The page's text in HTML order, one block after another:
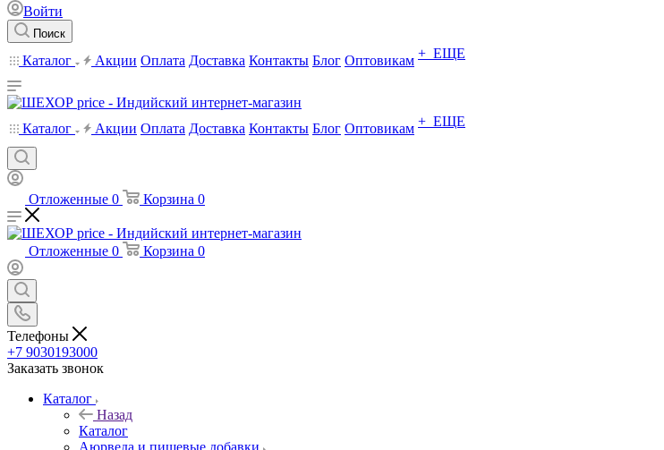
Войти
Поиск
Каталог Акции Оплата Доставка Контакты Блог Оптовикам + ЕЩЕ
Каталог Акции Оплата Доставка Контакты Блог Оптовикам + ЕЩЕ
Отложенные 0 Корзина 0
Отложенные 0 Корзина 0
Телефоны
+7 9030193000
Заказать звонок
Каталог
Назад
Каталог
Аюрведа и пищевые добавки